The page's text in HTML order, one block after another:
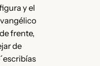
y el
frente,
de